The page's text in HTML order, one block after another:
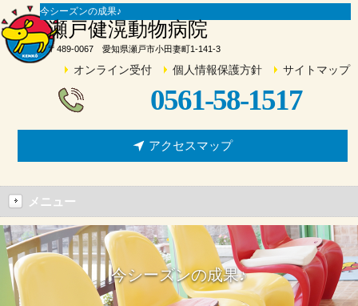
今シーズンの成果♪
瀬戸健滉動物病院
〒489-0067 愛知県瀬戸市小田妻町1-141-3
オンライン受付 個人情報保護方針 サイトマップ
0561-58-1517
アクセスマップ
メニュー
今シーズンの成果♪